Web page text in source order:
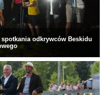
odkrywców Beskidu